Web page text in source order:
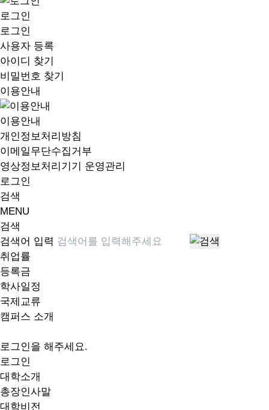
로그인
로그인
사용자 등록
아이디 찾기
비밀번호 찾기
이용안내
이용안내
개인정보처리방침
이메일무단수집거부
영상정보처리기기 운영관리
로그인
검색
MENU
검색
검색어 입력
취업률
등록금
학사일정
국제교류
캠퍼스 소개
로그인을 해주세요.
로그인
대학소개
총장인사말
대학비전